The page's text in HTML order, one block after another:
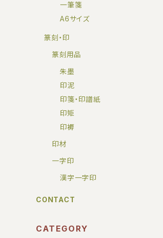
一筆箋
A6サイズ
篆刻・印
篆刻用品
朱墨
印泥
印箋・印譜紙
印矩
印褥
印材
一字印
漢字一字印
CONTACT
CATEGORY